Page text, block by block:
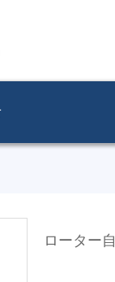
ローター